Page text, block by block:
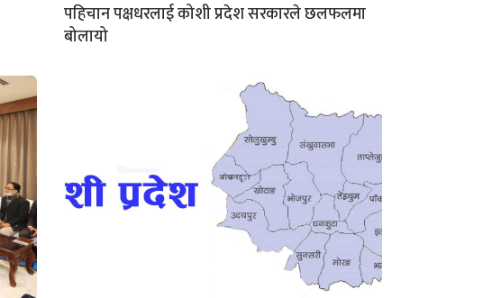
पहिचान पक्षधरलाई कोशी प्रदेश सरकारले छलफलमा
बोलायो